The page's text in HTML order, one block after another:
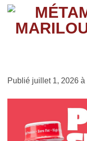
Passer
contenu
Publié juillet 1, 2026 à